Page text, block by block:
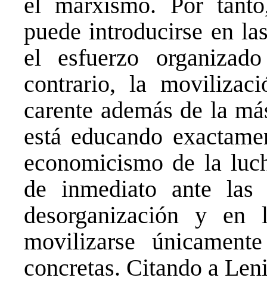
puede introducirse en
el esfuerzo
contrario, la
carente además de la
está educando
economicismo de la
de inmediato ante
desorganización y
movilizarse
concretas. Citando a